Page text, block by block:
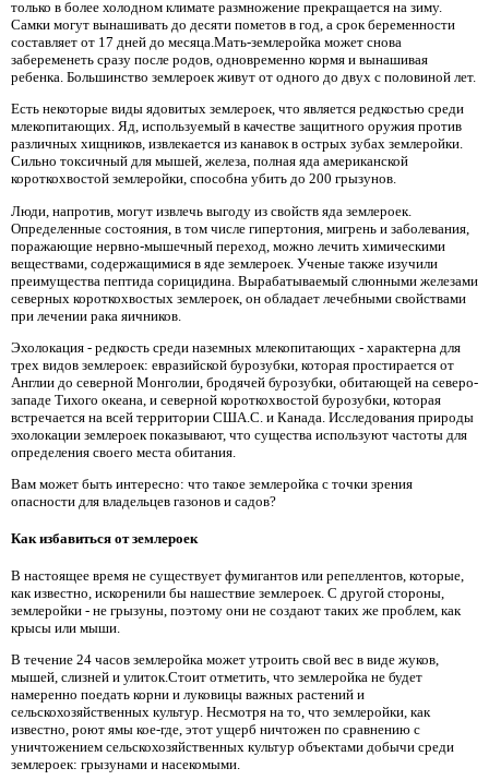
только в более холодном климате размножение прекращается на зиму.
Самки могут вынашивать до десяти пометов в год, а срок беременности
составляет от 17 дней до месяца.Мать-землеройка может снова
забеременеть сразу после родов, одновременно кормя и вынашивая
ребенка. Большинство землероек живут от одного до двух с половиной лет.
Есть некоторые виды ядовитых землероек, что является редкостью среди
млекопитающих. Яд, используемый в качестве защитного оружия против
различных хищников, извлекается из канавок в острых зубах землеройки.
Сильно токсичный для мышей, железа, полная яда американской
короткохвостой землеройки, способна убить до 200 грызунов.
Люди, напротив, могут извлечь выгоду из свойств яда землероек.
Определенные состояния, в том числе гипертония, мигрень и заболевания,
поражающие нервно-мышечный переход, можно лечить химическими
веществами, содержащимися в яде землероек. Ученые также изучили
преимущества пептида сорицидина. Вырабатываемый слюнными железами
северных короткохвостых землероек, он обладает лечебными свойствами
при лечении рака яичников.
Эхолокация - редкость среди наземных млекопитающих - характерна для
трех видов землероек: евразийской бурозубки, которая простирается от
Англии до северной Монголии, бродячей бурозубки, обитающей на северо-
западе Тихого океана, и северной короткохвостой бурозубки, которая
встречается на всей территории США.С. и Канада. Исследования природы
эхолокации землероек показывают, что существа используют частоты для
определения своего места обитания.
Вам может быть интересно: что такое землеройка с точки зрения
опасности для владельцев газонов и садов?
Как избавиться от землероек
В настоящее время не существует фумигантов или репеллентов, которые,
как известно, искоренили бы нашествие землероек. С другой стороны,
землеройки - не грызуны, поэтому они не создают таких же проблем, как
крысы или мыши.
В течение 24 часов землеройка может утроить свой вес в виде жуков,
мышей, слизней и улиток.Стоит отметить, что землеройка не будет
намеренно поедать корни и луковицы важных растений и
сельскохозяйственных культур. Несмотря на то, что землеройки, как
известно, роют ямы кое-где, этот ущерб ничтожен по сравнению с
уничтожением сельскохозяйственных культур объектами добычи среди
землероек: грызунами и насекомыми.